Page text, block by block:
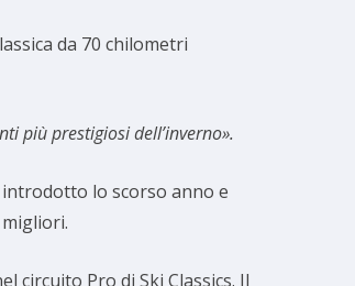
da 70 chilometri
più prestigiosi dell’inverno».
lo scorso anno e
circuito Pro di Ski Classics. Il